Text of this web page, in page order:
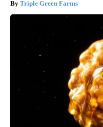
Triple Green Farms